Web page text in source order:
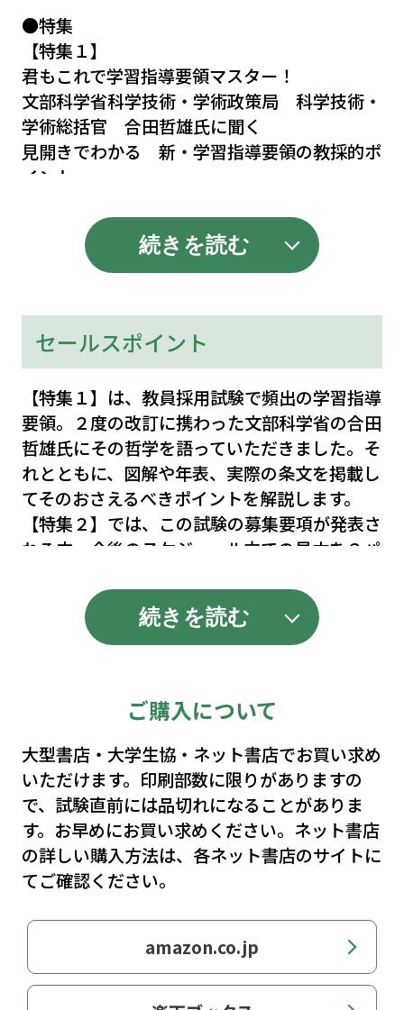
●特集
【特集１】
君もこれで学習指導要領マスター！
文部科学省科学技術・学術政策局 科学技術・
学術総括官 合田哲雄氏に聞く
見開きでわかる 新・学習指導要領の教採的ポ
イント
教採における学習指導要領
【特集２】
教採までをプランニング 合格への必勝スケジ
ュール！
た！
合格者に聞きました！ 教採突破アンケート
【特集３】
特別支援教育＆人権教育のススメ
特別支援教育の現在と未来
理解を深める！ 特別支援教育 丸わかり講座
小林昌美の 合格力養成道場 第７回
続きを読む
セールスポイント
【特集１】は、教員採用試験で頻出の学習指導
要領。２度の改訂に携わった文部科学省の合田
哲雄氏にその哲学を語っていただきました。そ
れとともに、図解や年表、実際の条文を掲載し
てそのおさえるべきポイントを解説します。
【特集２】では、この試験の募集要項が発表さ
れる中、今後のスケジュール立ての見本を３パ
ビュー、合格者の４月以降の過ごし方、勉強の
仕方などを掲載します。
そうか，きみは教員を目指すのか ＃31 辻
君もこれで学習指導要領マスター！
文部科学省科学技術・学術政策局 科学技術・
学術総括官 合田哲雄氏に聞く
見開きでわかる 新・学習指導要領の教採的ポ
イント
見開きでわかる 学習指導要領・教育改革の歴
史と今
【特集2】
試験まで残り100日の学習スケジュール
教採までをプランニング 合格への必勝スケジ
続きを読む
ご購入について
大型書店・大学生協・ネット書店でお買い求め
いただけます。印刷部数に限りがありますの
で、試験直前には品切れになることがありま
す。お早めにお買い求めください。ネット書店
の詳しい購入方法は、各ネット書店のサイトに
てご確認ください。
amazon.co.jp